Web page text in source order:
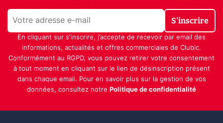
S'inscrire
En cliquant sur s'inscrire, j’accepte de recevoir par email des
informations, actualités et offres commerciales de Clubic.
Conformément au RGPD, vous pouvez retirer votre consentement
à tout moment en cliquant sur le lien de désinscription présent
dans chaque email. Pour en savoir plus sur la gestion de vos
données, consultez notre Politique de confidentialité